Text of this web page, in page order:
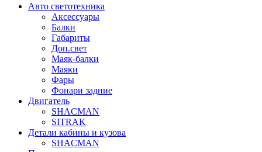
Авто светотехника
Аксессуары
Балки
Габариты
Доп.свет
Маяк-балки
Маяки
Фары
Фонари задние
Двигатель
SHACMAN
SITRAK
Детали кабины и кузова
SHACMAN